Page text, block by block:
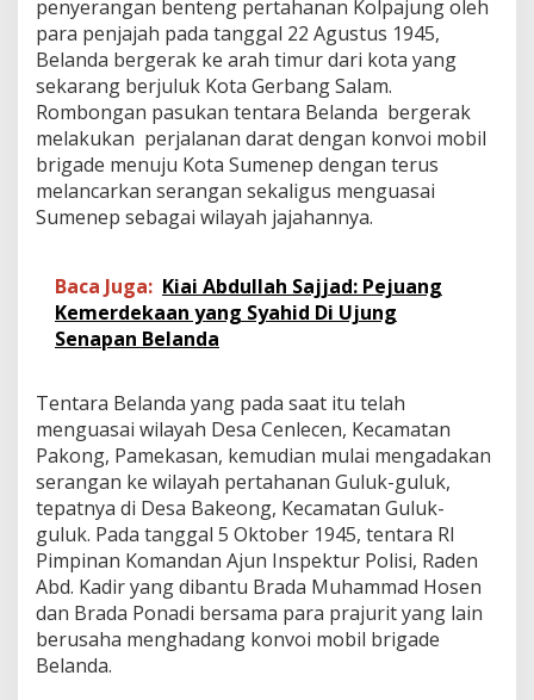
penyerangan benteng pertahanan Kolpajung oleh
para penjajah pada tanggal 22 Agustus 1945,
Belanda bergerak ke arah timur dari kota yang
sekarang berjuluk Kota Gerbang Salam.
Rombongan pasukan tentara Belanda bergerak
melakukan perjalanan darat dengan konvoi mobil
brigade menuju Kota Sumenep dengan terus
melancarkan serangan sekaligus menguasai
Sumenep sebagai wilayah jajahannya.
Baca Juga: Kiai Abdullah Sajjad: Pejuang
Kemerdekaan yang Syahid Di Ujung
Senapan Belanda
Tentara Belanda yang pada saat itu telah
menguasai wilayah Desa Cenlecen, Kecamatan
Pakong, Pamekasan, kemudian mulai mengadakan
serangan ke wilayah pertahanan Guluk-guluk,
tepatnya di Desa Bakeong, Kecamatan Guluk-
guluk. Pada tanggal 5 Oktober 1945, tentara RI
Pimpinan Komandan Ajun Inspektur Polisi, Raden
Abd. Kadir yang dibantu Brada Muhammad Hosen
dan Brada Ponadi bersama para prajurit yang lain
berusaha menghadang konvoi mobil brigade
Belanda.